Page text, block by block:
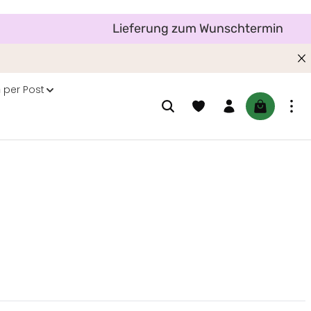
Lieferung zum Wunschtermin
per Post
Du hast 0 Produkte auf dem